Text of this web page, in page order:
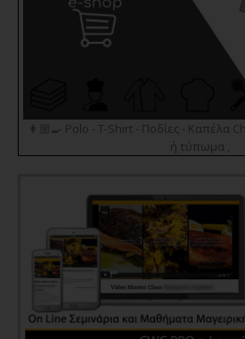
👩🏼‍🍳 Polo - T-Shirt - Ποδίες - Καπέλα
ή τύπωμα ,